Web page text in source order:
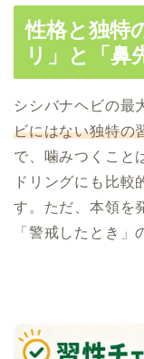
性格と独特
リ」と「鼻
シシバナヘビの最
ビにはない独特の
で、噛みつくこと
ドリングにも比較
す。ただ、本領を
「警戒したとき」